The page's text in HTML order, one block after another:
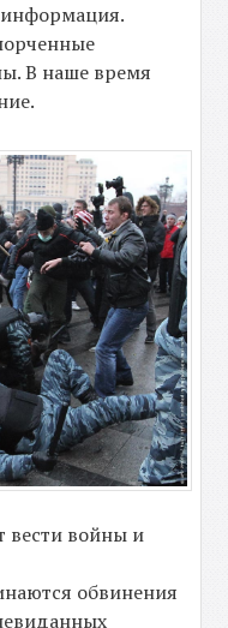
В наше время
вести войны и
обвинения